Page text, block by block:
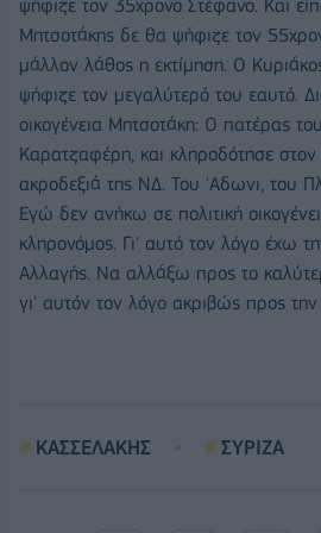
ψήφιζε τον 35χρονο Στέφανο. Και
Μητσοτάκης δε θα ψήφιζε τον
μάλλον λάθος η εκτίμηση. Ο
ψήφιζε τον μεγαλύτερό του εαυτό.
οικογένεια Μητσοτάκη: Ο πατέρας
Καρατζαφέρη, και κληροδότησε στον
ακροδεξιά της ΝΔ. Του 'Αδωνι, του
Εγώ δεν ανήκω σε πολιτική
κληρονόμος. Γι' αυτό τον λόγο έχω
Αλλαγής. Να αλλάξω προς το
γι' αυτόν τον λόγο ακριβώς προς την
ΚΑΣΣΕΛΑΚΗΣ ΣΥΡΙΖΑ